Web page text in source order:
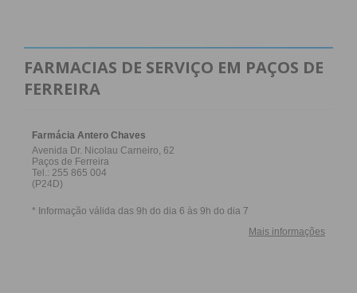
FARMACIAS DE SERVIÇO EM PAÇOS DE
FERREIRA